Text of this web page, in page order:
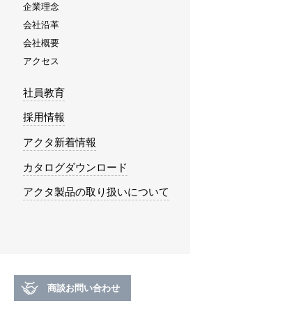
企業理念
会社沿革
会社概要
アクセス
社員教育
採用情報
アクタ新着情報
カタログダウンロード
アクタ製品の取り扱いについて
商談お問い合わせ